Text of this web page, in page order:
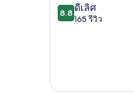
8.8
จาก
8.8 ดีเลิศ
165 รีวิว